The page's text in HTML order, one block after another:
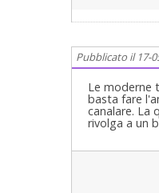
Pubblicato il 17-
Le moderne
basta fare
canalare. La
rivolga a un